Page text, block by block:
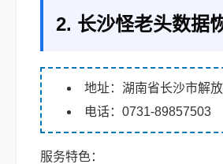
2. 长沙怪老头数据
地址：湖南省长沙市解
电话：0731-89857503
服务特色：